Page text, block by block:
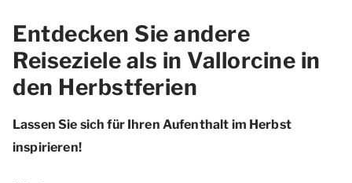
Entdecken Sie andere
Reiseziele als in Vallorcine in
den Herbstferien
Lassen Sie sich für Ihren Aufenthalt im Herbst
inspirieren!